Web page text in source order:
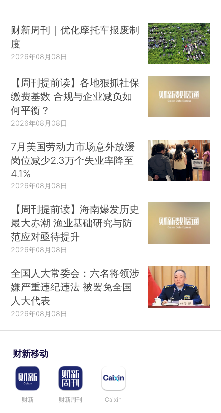
财新周刊｜优化摩托车报废制
度
2026年08月08日
【周刊提前读】各地狠抓社保
缴费基数 合规与企业减负如
何平衡？
2026年08月08日
7月美国劳动力市场意外放缓
岗位减少2.3万个失业率降至
4.1%
2026年08月08日
【周刊提前读】海南爆发历史
最大赤潮 渔业基础研究与防
范应对亟待提升
2026年08月08日
全国人大常委会：六名将领涉
嫌严重违纪违法 被罢免全国
人大代表
2026年08月08日
财新移动
财新 财新周刊 Caixin